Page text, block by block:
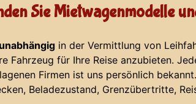
Sie Mietwagenmodelle
in der Vermittlung von
Fahrzeug für Ihre Reise anzubieten.
Firmen ist uns persönlich
Beladezustand, Grenzübertritte,